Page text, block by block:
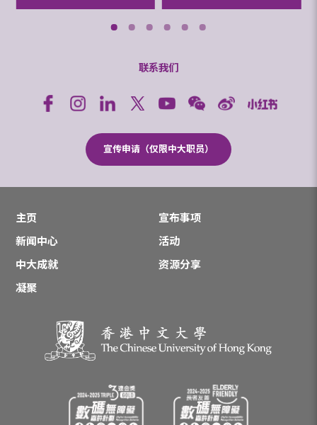
联系我们
宣传申请（仅限中大职员）
主页
宣布事项
新闻中心
活动
中大成就
资源分享
凝聚